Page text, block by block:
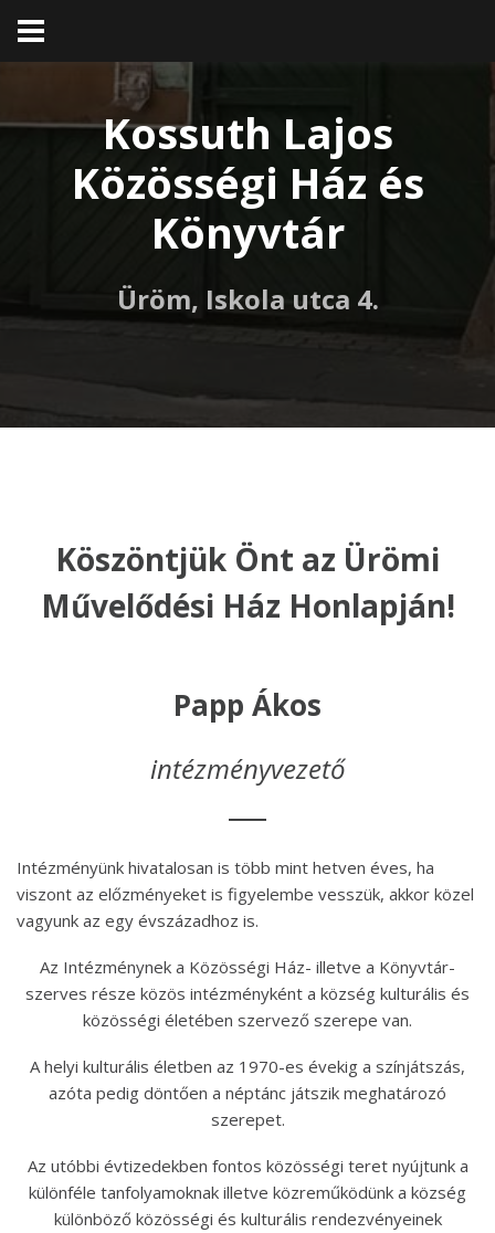
Kossuth Lajos
Közösségi Ház és
Könyvtár
Üröm, Iskola utca 4.
Köszöntjük Önt az Ürömi
Művelődési Ház Honlapján!
Papp Ákos
intézményvezető
Intézményünk hivatalosan is több mint hetven éves, ha
viszont az előzményeket is figyelembe vesszük, akkor közel
vagyunk az egy évszázadhoz is.
Az Intézménynek a Közösségi Ház- illetve a Könyvtár-
szerves része közös intézményként a község kulturális és
közösségi életében szervező szerepe van.
A helyi kulturális életben az 1970-es évekig a színjátszás,
azóta pedig döntően a néptánc játszik meghatározó
szerepet.
Az utóbbi évtizedekben fontos közösségi teret nyújtunk a
különféle tanfolyamoknak illetve közreműködünk a község
különböző közösségi és kulturális rendezvényeinek